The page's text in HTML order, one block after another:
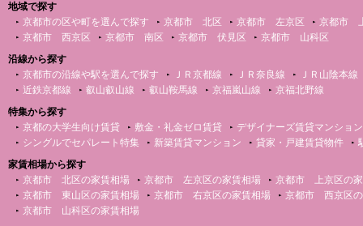
地域で探す
京都市の区や町を選んで探す
京都市 北区 京都市 左京区
京都市
京都市 西京区
京都市 南区 京都市 伏見区
京都市 山科区
沿線から探す
京都市の沿線や駅を選んで探す
ＪＲ京都線 ＪＲ奈良線
ＪＲ山陰本線
近鉄京都線
叡山叡山線 叡山鞍馬線 京福嵐山線
京福北野線
特集から探す
京都の大学生向け賃貸
敷金・礼金ゼロ賃貸
デザイナーズ賃貸マンション
シングルでセパレート特集
新築賃貸マンション 貸家・戸建賃貸物件
家賃相場から探す
京都市 北区の家賃相場
京都市 左京区の家賃相場
京都市 上京区の
京都市 東山区の家賃相場
京都市 右京区の家賃相場
京都市 西京区
京都市 山科区の家賃相場